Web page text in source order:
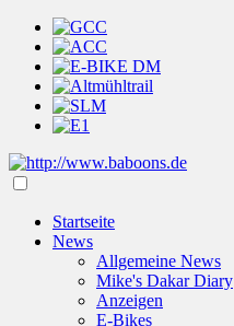
Startseite
News
Allgemeine News
Mike's Dakar Diary
Anzeigen
E-Bikes